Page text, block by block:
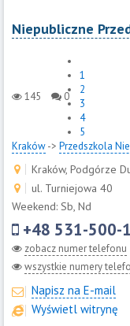
Niepubliczne
145 0
1
2
3
4
5
Kraków-> Przedszkola
Kraków, Podgórze
ul. Turniejowa 40
Weekend: Sb, Nd
+48 531-500-
zobacz numer telefonu
wszystkie numery
Napisz na E-mail
Wyświetl witrynę